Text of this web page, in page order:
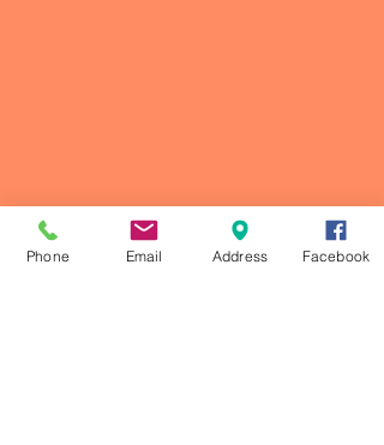
Phone Email Address Facebook